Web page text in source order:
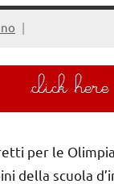
per le
della scuola